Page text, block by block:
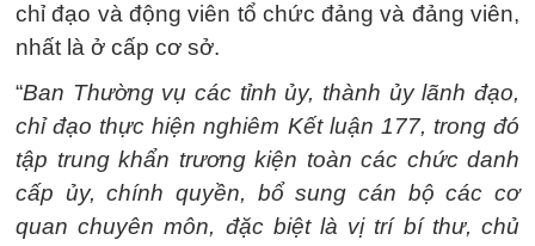
chỉ đạo và động viên tổ chức đảng và đảng viên,
nhất là ở cấp cơ sở.
“Ban Thường vụ các tỉnh ủy, thành ủy lãnh đạo,
chỉ đạo thực hiện nghiêm Kết luận 177, trong đó
tập trung khẩn trương kiện toàn các chức danh
cấp ủy, chính quyền, bổ sung cán bộ các cơ
quan chuyên môn, đặc biệt là vị trí bí thư, chủ